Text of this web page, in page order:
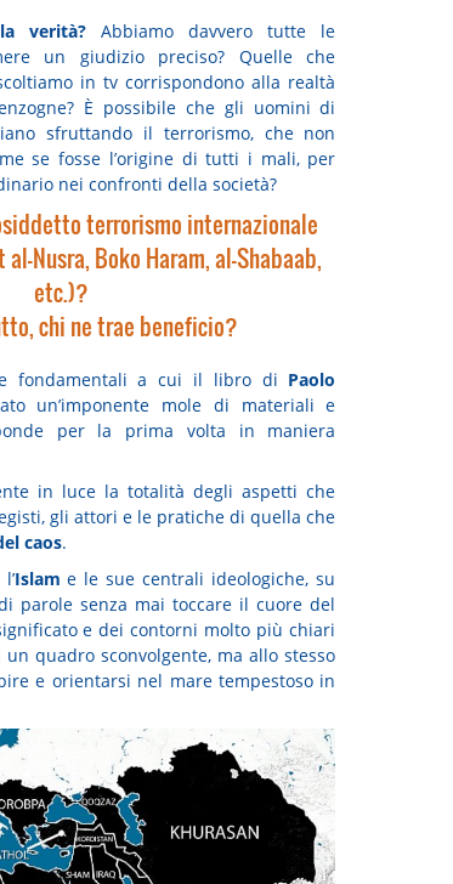
verità? Abbiamo davvero tutte le
un giudizio preciso? Quelle che
in tv corrispondono alla realtà
È possibile che gli uomini di
sfruttando il terrorismo, che non
se fosse l’origine di tutti i mali, per
nei confronti della società?
terrorismo internazionale
al-Nusra, Boko Haram, al-Shabaab,
etc.)?
chi ne trae beneficio?
fondamentali a cui il libro di Paolo
un’imponente mole di materiali e
per la prima volta in maniera
in luce la totalità degli aspetti che
gli attori e le pratiche di quella che
caos.
Islam e le sue centrali ideologiche, su
parole senza mai toccare il cuore del
e dei contorni molto più chiari
quadro sconvolgente, ma allo stesso
e orientarsi nel mare tempestoso in